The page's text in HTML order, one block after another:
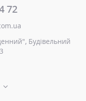
72
Будівельний